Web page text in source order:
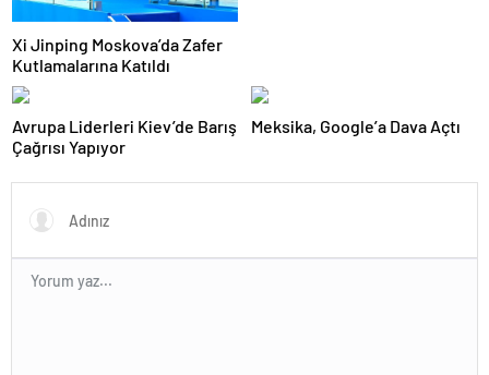
Xi Jinping Moskova’da Zafer
Kutlamalarına Katıldı
Avrupa Liderleri Kiev’de Barış
Çağrısı Yapıyor
Meksika, Google’a Dava Açtı